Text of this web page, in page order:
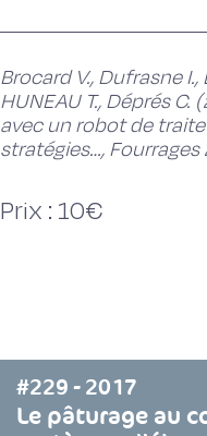
Brocard V., Dufrasne I.,
HUNEAU T., Déprés C.
avec un robot de
stratégies…, Fourrages
Prix : 10€
#229 - 2017
Le pâturage au